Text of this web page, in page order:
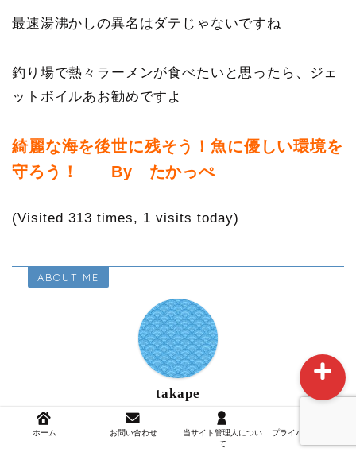
最速湯沸かしの異名はダテじゃないですね
釣り場で熱々ラーメンが食べたいと思ったら、ジェ
ットボイルあお勧めですよ
綺麗な海を後世に残そう！魚に優しい環境を
守ろう！ By たかっぺ
(Visited 313 times, 1 visits today)
ABOUT ME
takape
伊勢湾でのルアーフィッシングに情熱をささぐ、体はガ
タガタの熱血サラリーマン中年アングラーです。 長い
ホーム お問い合わせ
当サイト管理人につい
て
プライバシーポリシー
当サイト管理人について